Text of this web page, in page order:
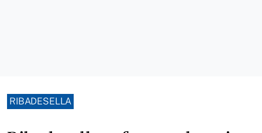
RIBADESELLA